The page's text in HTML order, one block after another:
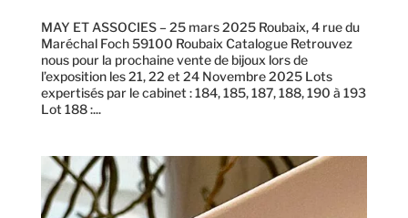
MAY ET ASSOCIES – 25 mars 2025 Roubaix, 4 rue du
Maréchal Foch 59100 Roubaix Catalogue Retrouvez
nous pour la prochaine vente de bijoux lors de
l’exposition les 21, 22 et 24 Novembre 2025 Lots
expertisés par le cabinet : 184, 185, 187, 188, 190 à 193
Lot 188 :...